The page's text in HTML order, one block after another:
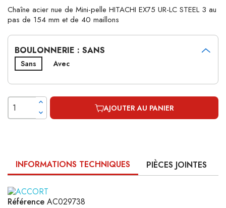
Chaîne acier nue de Mini-pelle HITACHI EX75 UR-LC STEEL 3 au
pas de 154 mm et de 40 maillons
BOULONNERIE : SANS
Sans Avec
AJOUTER AU PANIER
INFORMATIONS TECHNIQUES PIÈCES JOINTES
Référence AC029738